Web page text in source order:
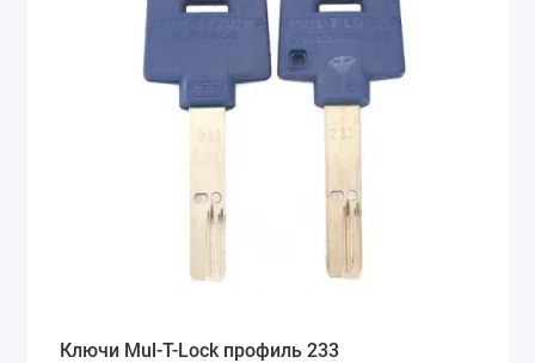
Ключи Mul-T-Lock профиль 233